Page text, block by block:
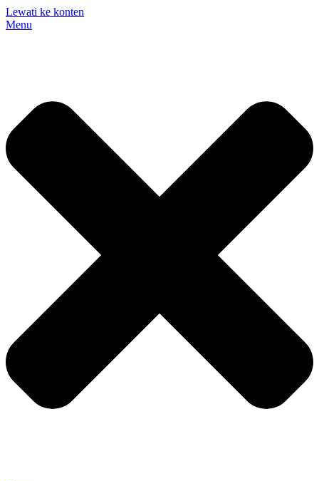
Lewati ke konten
Menu